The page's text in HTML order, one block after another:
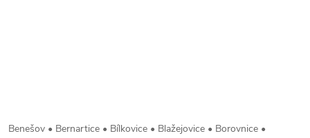
Benešov • Bernartice • Bílkovice • Blažejovice • Borovnice •